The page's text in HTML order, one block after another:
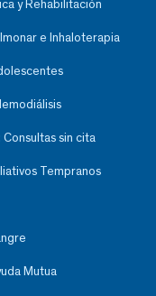
y Rehabilitación
e Inhaloterapia
sin cita
Tempranos
Mutua